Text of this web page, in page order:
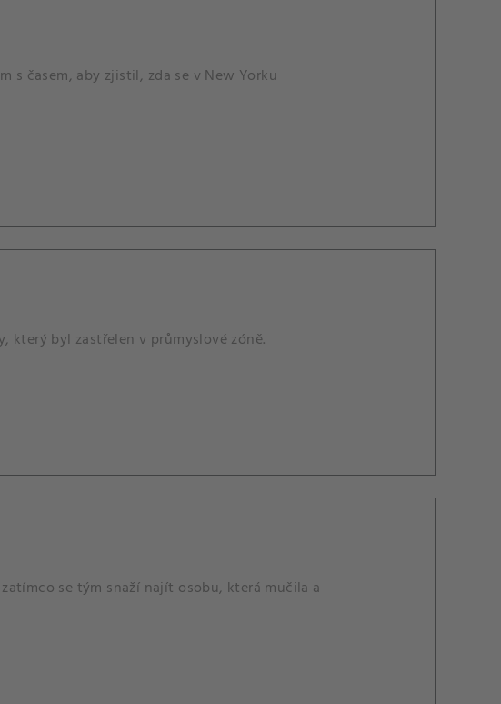
s časem, aby zjistil, zda se v New Yorku
který byl zastřelen v průmyslové zóně.
se tým snaží najít osobu, která mučila a